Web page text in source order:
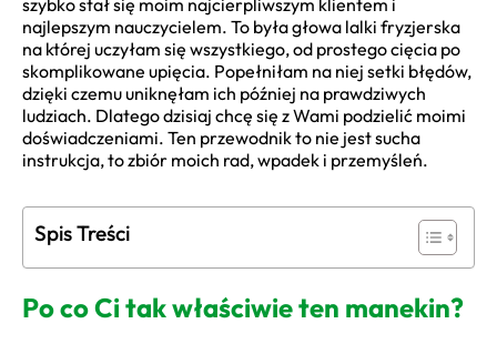
szybko stał się moim najcierpliwszym klientem i
najlepszym nauczycielem. To była głowa lalki fryzjerska
na której uczyłam się wszystkiego, od prostego cięcia po
skomplikowane upięcia. Popełniłam na niej setki błędów,
dzięki czemu uniknęłam ich później na prawdziwych
ludziach. Dlatego dzisiaj chcę się z Wami podzielić moimi
doświadczeniami. Ten przewodnik to nie jest sucha
instrukcja, to zbiór moich rad, wpadek i przemyśleń.
Spis Treści
Po co Ci tak właściwie ten manekin?